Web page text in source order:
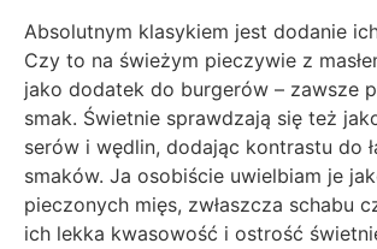
Absolutnym klasykiem jest dodanie
Czy to na świeżym pieczywie z
jako dodatek do burgerów – zawsze
smak. Świetnie sprawdzają się też
serów i wędlin, dodając kontrastu do
smaków. Ja osobiście uwielbiam je
pieczonych mięs, zwłaszcza schabu
ich lekka kwasowość i ostrość